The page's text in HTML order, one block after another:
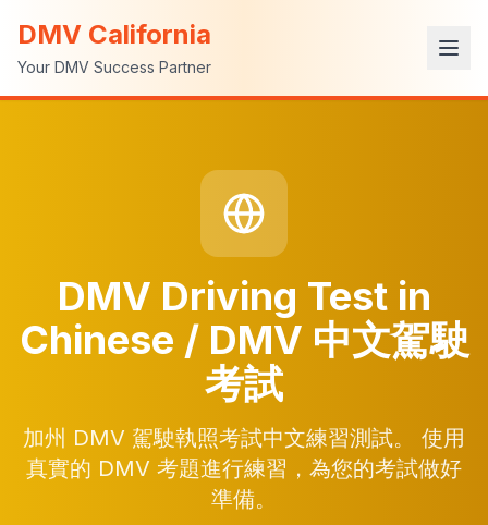
DMV California
Your DMV Success Partner
DMV Driving Test in
Chinese / DMV 中文駕駛
考試
加州 DMV 駕駛執照考試中文練習測試。 使用
真實的 DMV 考題進行練習，為您的考試做好
準備。